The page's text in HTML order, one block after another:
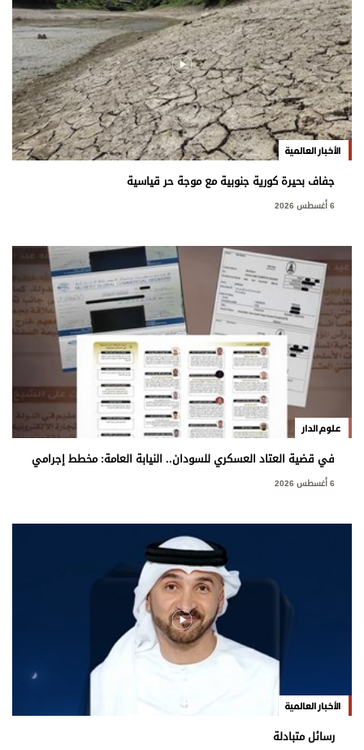
الأخبار العالمية
جفاف بحيرة كورية جنوبية مع موجة حر قياسية
6 أغسطس 2026
علوم الدار
في قضية العتاد العسكري للسودان.. النيابة العامة: مخطط إجرامي
استهدف المساس بسيادة الدولة6 أغسطس 2026
الأخبار العالمية
رسائل متبادلة